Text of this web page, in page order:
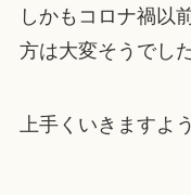
しかもコロナ禍以
方は大変そうでした
上手くいきますよ